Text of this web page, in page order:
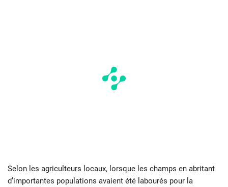
Selon les agriculteurs locaux, lorsque les champs en abritant
d’importantes populations avaient été labourés pour la